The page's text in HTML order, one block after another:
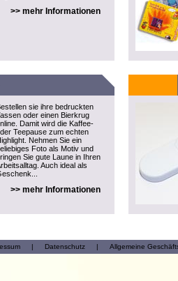
>> mehr Informationen
sie ihre bedruckten
oder einen Bierkrug
Damit wird die Kaffee-
Teepause zum echten
Nehmen Sie ein
Foto als Motiv und
Sie gute Laune in Ihren
Auch ideal als
>> mehr Informationen
| Datenschutz | Allgemeine